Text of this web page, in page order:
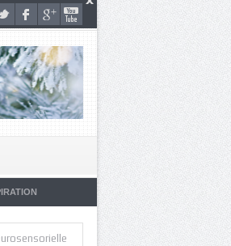
» Artistes de la Vie » Malade…